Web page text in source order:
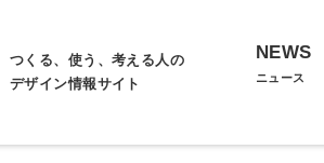
つくる、使う、考える人の
デザイン情報サイト
NEWS
ニュース